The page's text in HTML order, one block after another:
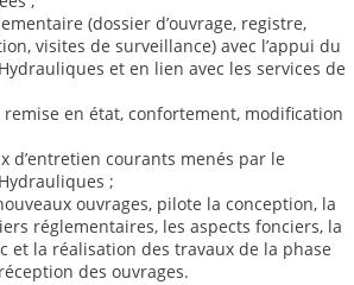
(dossier d’ouvrage, registre,
visites de surveillance) avec l’appui du
et en lien avec les services de
remise en état, confortement, modification
d’entretien courants menés par le
;
ouvrages, pilote la conception, la
réglementaires, les aspects fonciers, la
et la réalisation des travaux de la phase
des ouvrages.